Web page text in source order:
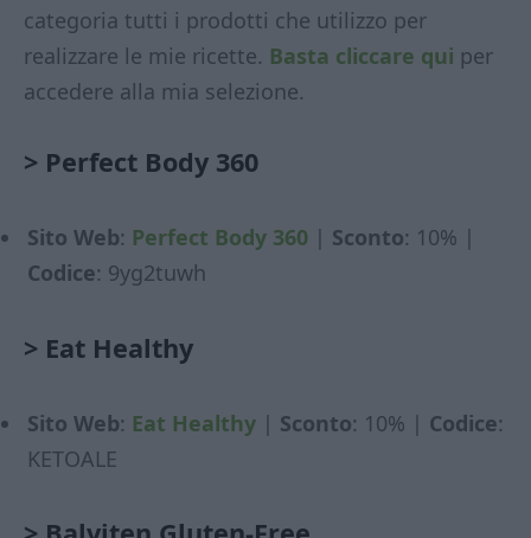
categoria tutti i prodotti che utilizzo per
realizzare le mie ricette. Basta cliccare qui per
accedere alla mia selezione.
> Perfect Body 360
Sito Web: Perfect Body 360 | Sconto: 10% |
Codice: 9yg2tuwh
> Eat Healthy
Sito Web: Eat Healthy | Sconto: 10% | Codice:
KETOALE